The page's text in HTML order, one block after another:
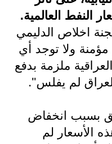
الاخبار الاقتصادية
الاخبار الرياضية
المدارس
اخبار وقرارات وزارة التربية
نتائج الامتحانات
المرحلة الابتدائية
النفط العالمية.
اخلاص الدليمي
ولا توجد أي
ملزمة بدفع
لم يفلس".
بسبب انخفاض
الأسعار لم